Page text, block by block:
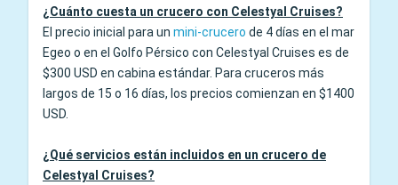
¿Cuánto cuesta un crucero con Celestyal Cruises?
El precio inicial para un mini-crucero de 4 días en el mar
Egeo o en el Golfo Pérsico con Celestyal Cruises es de
$300 USD en cabina estándar. Para cruceros más
largos de 15 o 16 días, los precios comienzan en $1400
USD.
¿Qué servicios están incluidos en un crucero de
Celestyal Cruises?